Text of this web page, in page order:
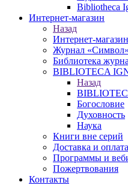
Bibliotheca
Интернет-магазин
Назад
Интернет-магазин
Журнал «Символ»
Библиотека
BIBLIOTECA
Назад
Богословие
Духовность
Наука
Книги вне серий
Доставка и оплата
Программы и
Пожертвования
Контакты